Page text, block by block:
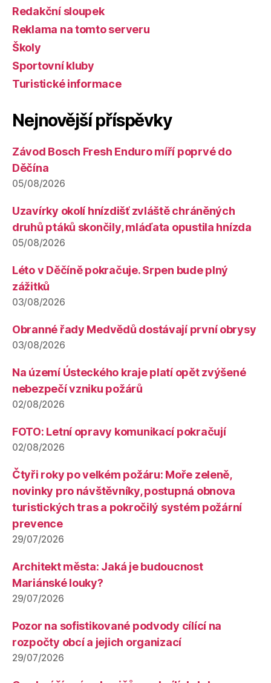
Redakční sloupek
Reklama na tomto serveru
Školy
Sportovní kluby
Turistické informace
Nejnovější příspěvky
Závod Bosch Fresh Enduro míří poprvé do
Děčína
05/08/2026
Uzavírky okolí hnízdišť zvláště chráněných
druhů ptáků skončily, mláďata opustila hnízda
05/08/2026
Léto v Děčíně pokračuje. Srpen bude plný
zážitků
03/08/2026
Obranné řady Medvědů dostávají první obrysy
03/08/2026
Na území Ústeckého kraje platí opět zvýšené
nebezpečí vzniku požárů
02/08/2026
FOTO: Letní opravy komunikací pokračují
02/08/2026
Čtyři roky po velkém požáru: Moře zeleně,
novinky pro návštěvníky, postupná obnova
turistických tras a pokročilý systém požární
prevence
29/07/2026
Architekt města: Jaká je budoucnost
Mariánské louky?
29/07/2026
Pozor na sofistikované podvody cílící na
rozpočty obcí a jejich organizací
29/07/2026